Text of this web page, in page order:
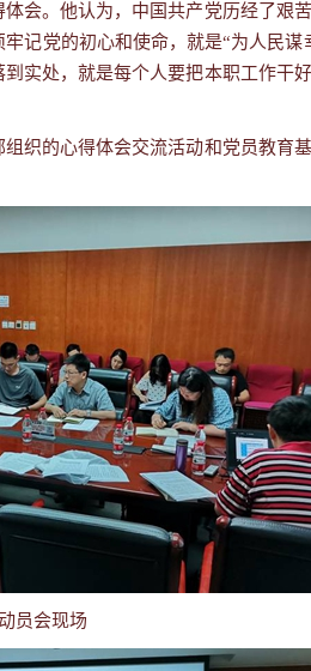
会。他认为，中国共产党历经了艰
记党的初心和使命，就是“为人民
实处，就是每个人要把本职工作干
织的心得体会交流活动和党员教育
员会现场